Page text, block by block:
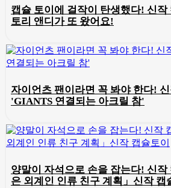
캡슐 토이에 걸작이 탄생했다! 신
토리 앤디가 또 왔어요!
자이언츠 팬이라면 꼭 봐야 한다! 신
'GIANTS 연결되는 아크릴 참'
양말이 자석으로 손을 잡는다! 신작
은 외계인 인류 친구 계획」신작 캡